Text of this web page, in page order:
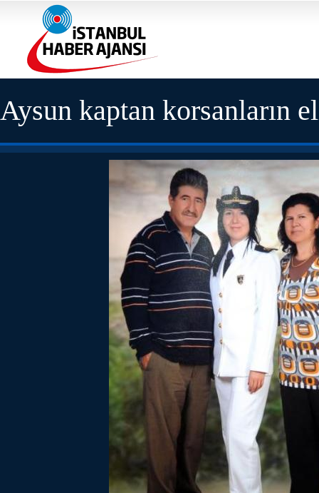
Aysun kaptan korsanların